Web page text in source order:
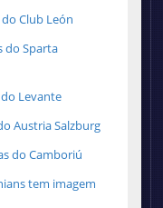
Club León
do Sparta
Levante
Austria Salzburg
do Camboriú
tem imagem